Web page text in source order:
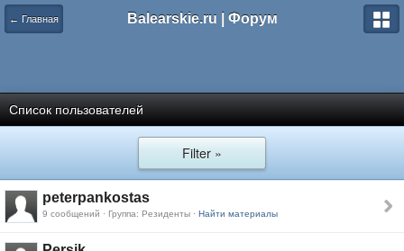
← Главная Balearskie.ru | Форум
Список пользователей
Filter »
peterpankostas
9 сообщений · Группа: Резиденты · Найти материалы